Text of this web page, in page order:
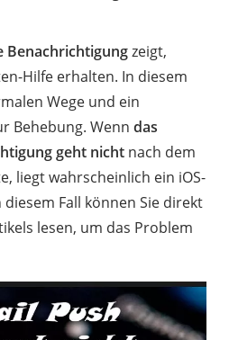
Benachrichtigungzeigt,
Hilfe erhalten. In diesem
Wege und ein
Behebung. Wenn das
geht nicht nach dem
liegt wahrscheinlich ein iOS-
Fall können Sie direkt
lesen, um das Problem